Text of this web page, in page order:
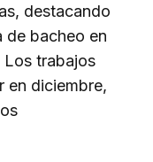
destacando
de bacheo en
Los trabajos
en diciembre,